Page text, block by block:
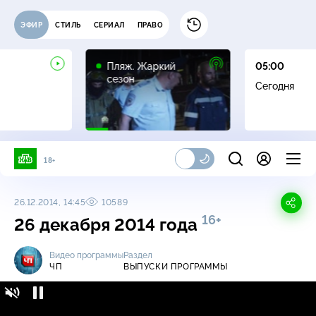
ЭФИР СТИЛЬ СЕРИАЛ ПРАВО
Пляж. Жаркий
сезон
16+
05:00
Сегодня
18+
26.12.2014, 14:45 10589
26 декабря 2014 года 16+
Видео программы
ЧП
Раздел
ВЫПУСКИ ПРОГРАММЫ